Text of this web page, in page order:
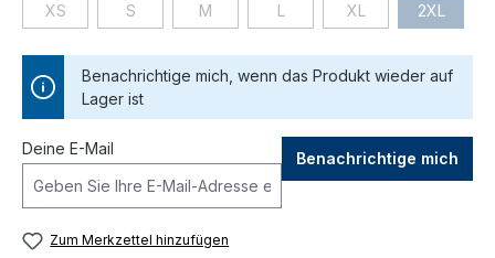
XS(Diese Option ist zurzeit nicht verfügbar.)
S(Diese Option ist zurzeit nicht verfügbar.)
M(Diese Option ist zurzeit nicht verfügbar.)
L(Diese Option ist zurzeit nicht
XL(Diese Option ist
2XL(Diese
Benachrichtige mich, wenn das Produkt wieder auf
Lager ist
Deine E-Mail
Benachrichtige mich
Zum Merkzettel hinzufügen